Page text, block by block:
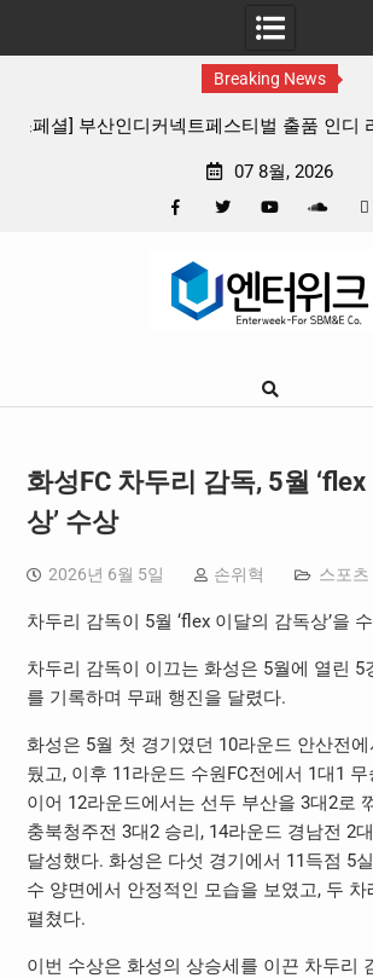
Breaking News
듬
판타지 케이팝 애니메이션 ‘고스트밴드’
07 8월, 2026
Google
화성FC 차두리 감독, 5월
상’ 수상
2026년 6월 5일 손위혁 스포츠
차두리 감독이 5월 ‘flex 이달의 감독상’을
차두리 감독이 이끄는 화성은 5월에 열린 5
를 기록하며 무패 행진을 달렸다.
화성은 5월 첫 경기였던 10라운드 안산전
뒀고, 이후 11라운드 수원FC전에서 1대1
이어 12라운드에서는 선두 부산을 3대2로
충북청주전 3대2 승리, 14라운드 경남전 2
달성했다. 화성은 다섯 경기에서 11득점 5
수 양면에서 안정적인 모습을 보였고, 두
펼쳤다.
이번 수상은 화성의 상승세를 이끈 차두리